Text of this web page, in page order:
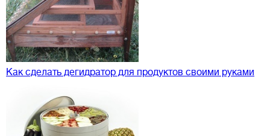
Как сделать дегидратор для продуктов своими руками